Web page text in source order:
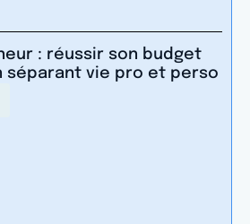
: réussir son budget
séparant vie pro et perso